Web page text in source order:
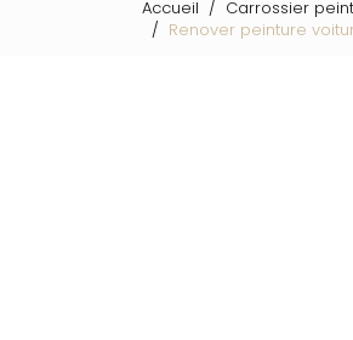
Accueil Carrossier
Renover peinture